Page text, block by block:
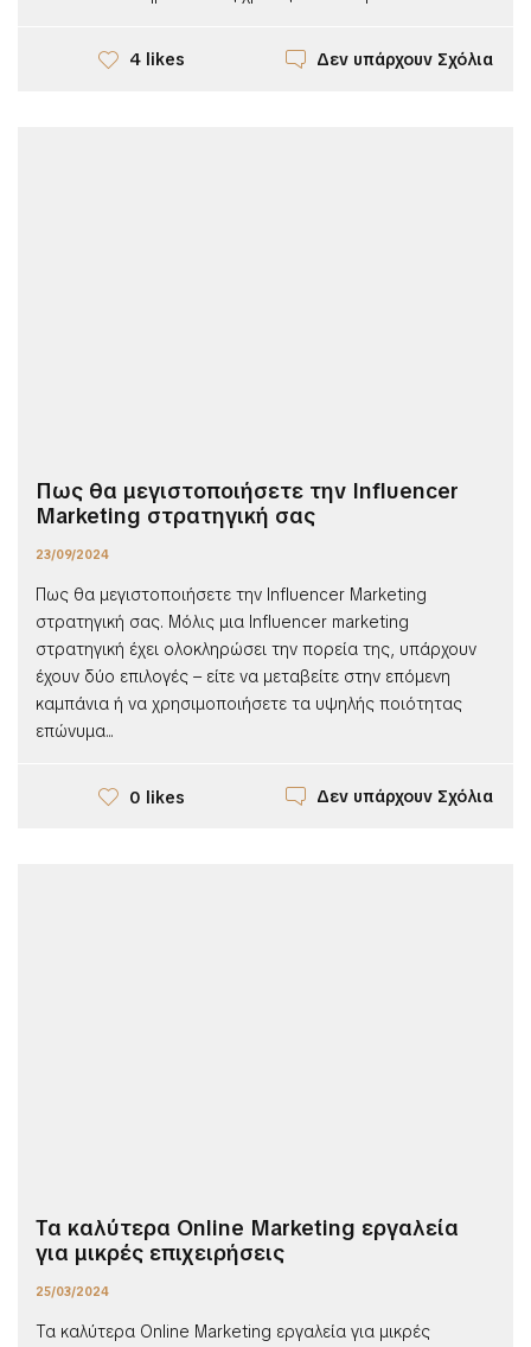
4 likes Δεν υπάρχουν Σχόλια
Πως θα μεγιστοποιήσετε την Influencer
Marketing στρατηγική σας
23/09/2024
Πως θα μεγιστοποιήσετε την Influencer Marketing
στρατηγική σας. Μόλις μια Influencer marketing
στρατηγική έχει ολοκληρώσει την πορεία της, υπάρχουν
έχουν δύο επιλογές – είτε να μεταβείτε στην επόμενη
καμπάνια ή να χρησιμοποιήσετε τα υψηλής ποιότητας
επώνυμα...
0 likes Δεν υπάρχουν Σχόλια
Τα καλύτερα Online Marketing εργαλεία
για μικρές επιχειρήσεις
25/03/2024
Τα καλύτερα Online Marketing εργαλεία για μικρές